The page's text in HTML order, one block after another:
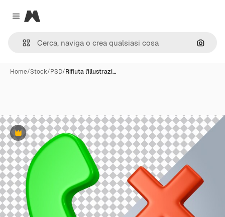
Close menu
Magnific
Cerca
Home/Stock/PSD/Rifiuta l'illustrazi…
Premium